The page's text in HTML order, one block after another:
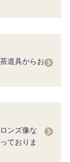
道具からお
ンズ像な
ておりま